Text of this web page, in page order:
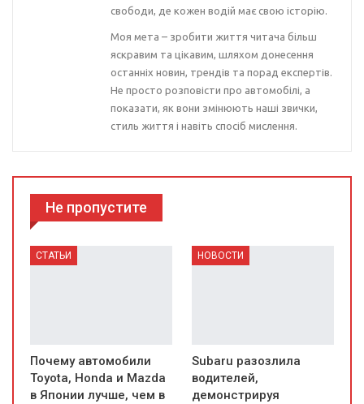
свободи, де кожен водій має свою історію.
Моя мета – зробити життя читача більш
яскравим та цікавим, шляхом донесення
останніх новин, трендів та порад експертів.
Не просто розповісти про автомобілі, а
показати, як вони змінюють наші звички,
стиль життя і навіть спосіб мислення.
Не пропустите
СТАТЬИ
Почему автомобили
Toyota, Honda и Mazda
в Японии лучше, чем в
НОВОСТИ
Subaru разозлила
водителей,
демонстрируя